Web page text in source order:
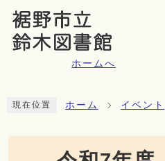
ページの先頭です
ホームへ
現在位置 ホーム イベント